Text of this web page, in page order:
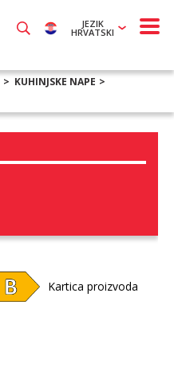
JEZIK
HRVATSKI
KUHINJSKE NAPE
Kartica proizvoda